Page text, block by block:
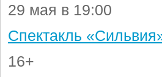
29 мая в 19:00
Спектакль
16+